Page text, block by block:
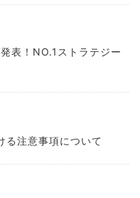
表！NO.1ストラテジー
る注意事項について